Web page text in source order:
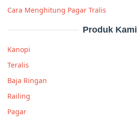
Cara Menghitung Pagar Tralis
Produk Kami
Kanopi
Teralis
Baja Ringan
Railing
Pagar